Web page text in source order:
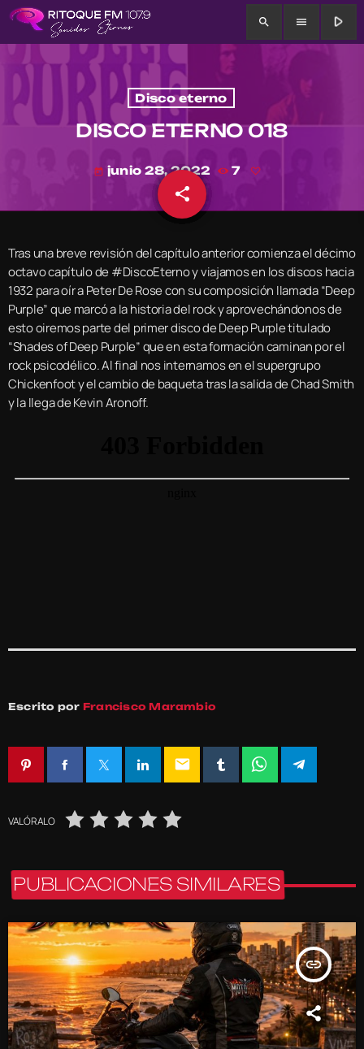
search menu play_arrow
Disco eterno
DISCO ETERNO 018
today junio 28, 2022 7
share
email
Tras una breve revisión del capítulo anterior comienza el décimo
octavo capítulo de #DiscoEterno y viajamos en los discos hacia
1932 para oír a Peter De Rose con su composición llamada “Deep
Purple” que marcó a la historia del rock y aprovechándonos de
esto oiremos parte del primer disco de Deep Purple titulado
“Shades of Deep Purple” que en esta formación caminan por el
rock psicodélico. Al final nos internamos en el supergrupo
Chickenfoot y el cambio de baqueta tras la salida de Chad Smith
y la llega de Kevin Aronoff.
Escrito por Francisco Marambio
email
VALÓRALO
PUBLICACIONES SIMILARES
insert_link